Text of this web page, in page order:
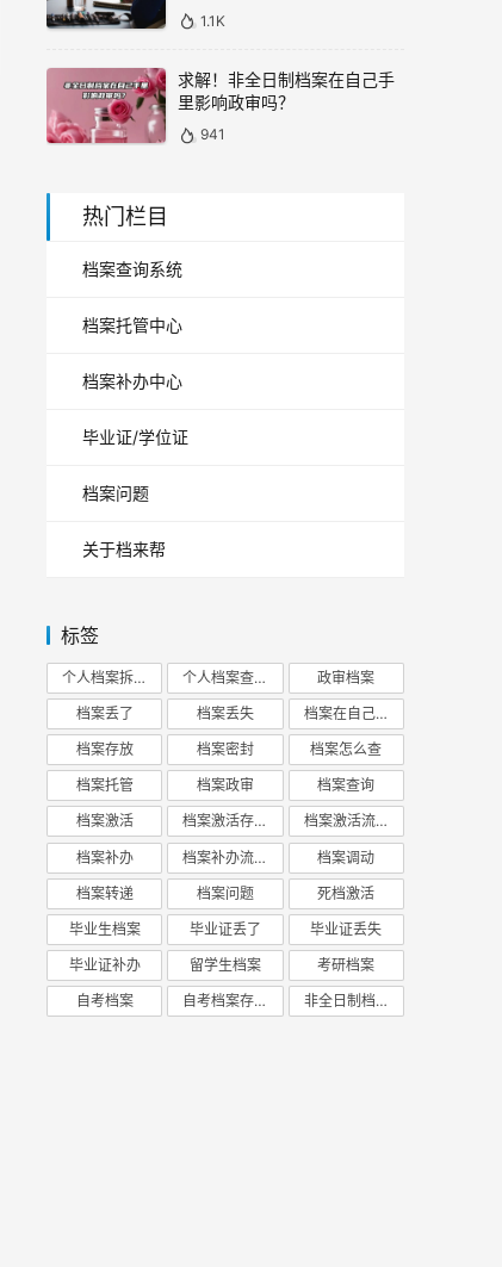
1.1K
求解！非全日制档案在自己手
里影响政审吗？
941
热门栏目
档案查询系统
档案托管中心
档案补办中心
毕业证/学位证
档案问题
关于档来帮
标签
个人档案拆开 个人档案查询 政审档案
档案丢了 档案丢失 档案在自己手里
档案存放 档案密封 档案怎么查
档案托管 档案政审 档案查询
档案激活 档案激活存放 档案激活流程
档案补办 档案补办流程 档案调动
档案转递 档案问题 死档激活
毕业生档案 毕业证丢了 毕业证丢失
毕业证补办 留学生档案 考研档案
自考档案 自考档案存放 非全日制档案